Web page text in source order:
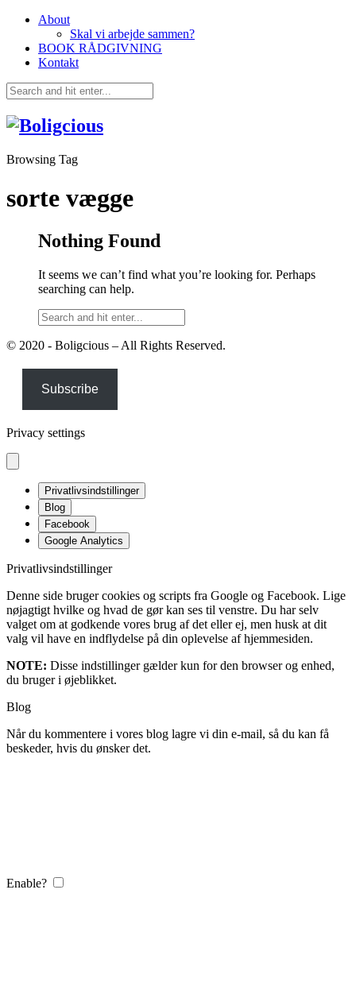
About
Skal vi arbejde sammen?
BOOK RÅDGIVNING
Kontakt
Browsing Tag
sorte vægge
Nothing Found
It seems we can’t find what you’re looking for. Perhaps
searching can help.
© 2020 - Boligcious – All Rights Reserved.
Subscribe
Privacy settings
Privatlivsindstillinger
Blog
Facebook
Google Analytics
Privatlivsindstillinger
Denne side bruger cookies og scripts fra Google og Facebook. Lige
nøjagtigt hvilke og hvad de gør kan ses til venstre. Du har selv
valget om at godkende vores brug af det eller ej, men husk at dit
valg vil have en indflydelse på din oplevelse af hjemmesiden.
NOTE: Disse indstillinger gælder kun for den browser og enhed,
du bruger i øjeblikket.
Blog
Når du kommentere i vores blog lagre vi din e-mail, så du kan få
beskeder, hvis du ønsker det.
Enable?